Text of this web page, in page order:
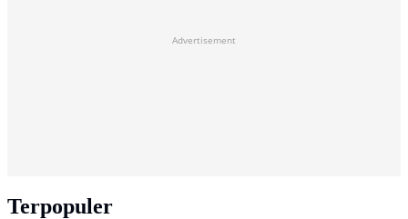
Advertisement
Terpopuler